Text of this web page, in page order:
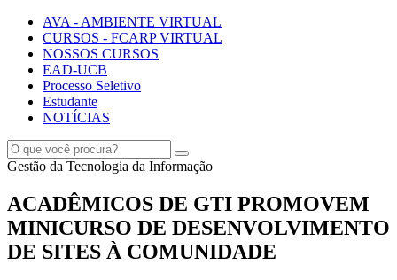
AVA - AMBIENTE VIRTUAL
CURSOS - FCARP VIRTUAL
NOSSOS CURSOS
EAD-UCB
Processo Seletivo
Estudante
NOTÍCIAS
Gestão da Tecnologia da Informação
ACADÊMICOS DE GTI PROMOVEM
MINICURSO DE DESENVOLVIMENTO
DE SITES À COMUNIDADE